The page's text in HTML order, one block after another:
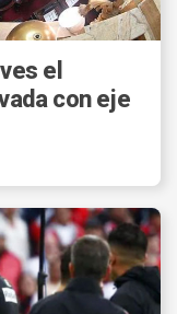
el
con eje